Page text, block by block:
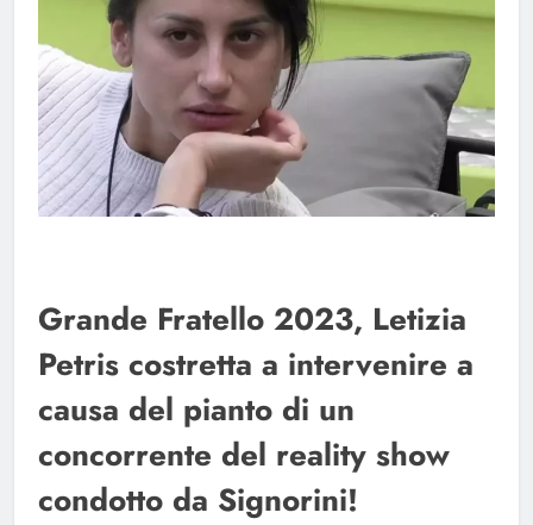
Grande Fratello 2023, Letizia
Petris costretta a intervenire a
causa del pianto di un
concorrente del reality show
condotto da Signorini!